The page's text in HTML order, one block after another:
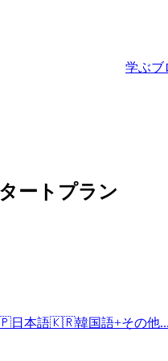
学ぶブ
ートプラン
日本語🇰🇷韓国語+その他...